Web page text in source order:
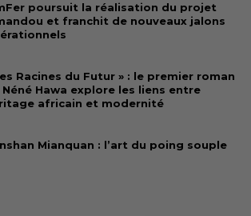
poursuit la réalisation du projet
et franchit de nouveaux jalons
Racines du Futur » : le premier roman
Néné Hawa explore les liens entre
africain et modernité
Mianquan : l’art du poing souple